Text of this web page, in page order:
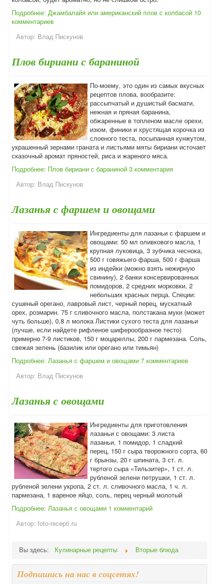
Подробнее: Джамбалайя или американский плов с колбасой 10
комментариев
Автор: Влад Пискунов
Плов бириани с бараниной
По-моему, это один из самых вкусных
рецептов плова, вообразите:
рассыпчатый и душистый басмати,
нежная и пряная баранина,
обжаренные в топленом масле орехи,
изюм, финики и хрустящая корочка из
слоеного теста, посыпанная кунжутом,
украшенный зернами граната и листьями мяты бириани источает
сказочный аромат пряностей, риса и жареного мяса.
Подробнее: Плов бириани с бараниной 3 комментария
Автор: Влад Пискунов
Лазанья с фаршем и овощами
Ингредиенты для лазаньи с фаршем и
овощами: 50 мл оливкового масла, 1
крупная луковица, 3 зубчика чеснока,
500 г говяжьего фарша, 500 г фарша
из индейки (можно взять нежирную
свинину), 2 банки консервированных
помидоров, 2 средних морковки, 2
небольших красных перца. Специи:
сушеный орегано, лавровый лист, черный перец, мускатный
орех, розмарин. 75 г сливочного масла, полстакана муки (может
чуть больше), 0,8 л молока Листики сухого теста для лазаньи
(лучше, если найдете рифленое шиферообразное тесто)
примерно 7-9 листиков, 150 г моцареллы, 200 г пармезана. Соль,
свежая зелень (базилик или орегано или тимьян)
Подробнее: Лазанья с фаршем и овощами 7 комментариев
Автор: Влад Пискунов
Лазанья с овощами
Ингредиенты для приготовления
лазаньи с овощами: 3 листа
лазаньи, 1 помидор, 1 сладкий
перец, 150 г сыра творожного сорта, 60
г брынзы, 20 г шпината, 3 ст. л.
тертого сыра «Тильзитер», 1 ст. л.
рубленой зелени петрушки, 1 ст. л.
рубленой зелени укропа, 2 ст. л. сливочного масла, 1 ч. л.
пармезана, 1 вареное яйцо, соль, перец черный молотый
Подробнее: Лазанья с овощами 1 комментарий
Автор: foto-recepti.ru
Вы здесь: Кулинарные рецепты Вторые блюда
Подпишись на нас в соцсетях!